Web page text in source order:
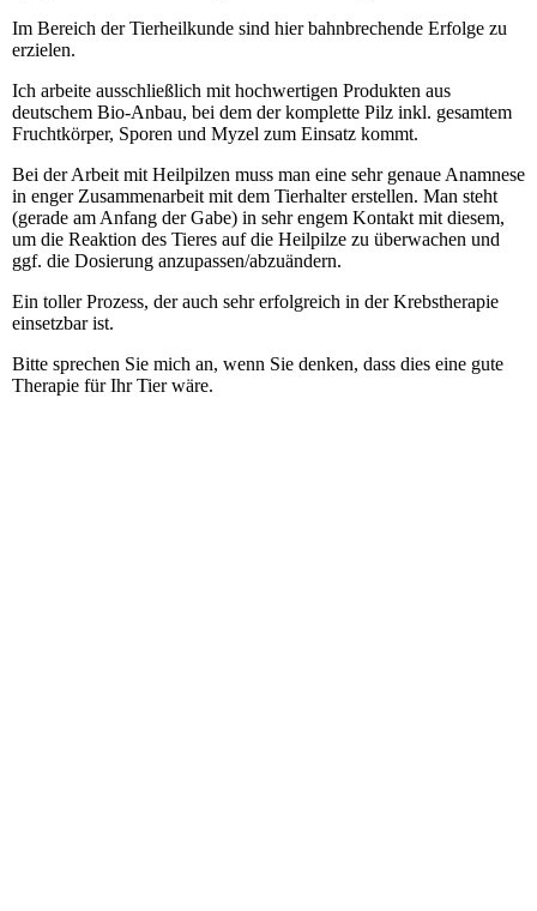
Im Bereich der Tierheilkunde sind hier bahnbrechende Erfolge zu
erzielen.
Ich arbeite ausschließlich mit hochwertigen Produkten aus
deutschem Bio-Anbau, bei dem der komplette Pilz inkl. gesamtem
Fruchtkörper, Sporen und Myzel zum Einsatz kommt.
Bei der Arbeit mit Heilpilzen muss man eine sehr genaue Anamnese
in enger Zusammenarbeit mit dem Tierhalter erstellen. Man steht
(gerade am Anfang der Gabe) in sehr engem Kontakt mit diesem,
um die Reaktion des Tieres auf die Heilpilze zu überwachen und
ggf. die Dosierung anzupassen/abzuändern.
Ein toller Prozess, der auch sehr erfolgreich in der Krebstherapie
einsetzbar ist.
Bitte sprechen Sie mich an, wenn Sie denken, dass dies eine gute
Therapie für Ihr Tier wäre.